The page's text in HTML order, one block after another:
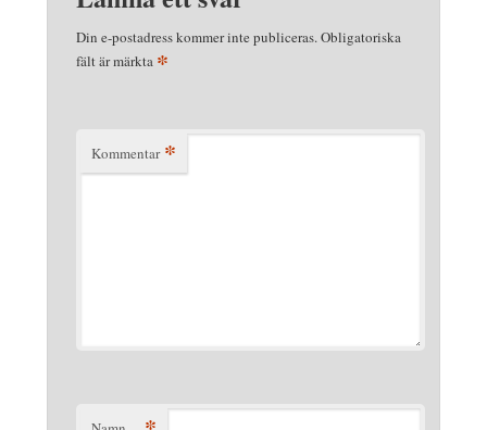
Din e-postadress kommer inte publiceras.Obligatoriska
fält är märkta *
Kommentar *